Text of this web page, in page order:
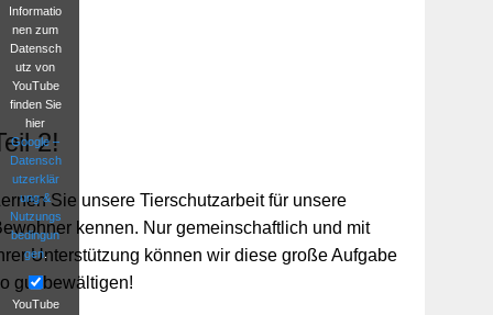
Informatio
nen zum
Datensch
utz von
YouTube
finden Sie
hier
Google –
Datensch
utzerklär
ung &
Nutzungs
bedingun
gen.
YouTube
2!
Lernen Sie unsere Tierschutzarbeit für unsere
kennen. Nur gemeinschaftlich und mit
Unterstützung können wir diese große Aufgabe
gut bewältigen!